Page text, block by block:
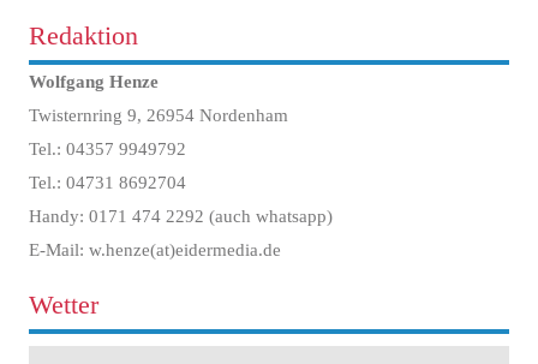
Redaktion
Wolfgang Henze
Twisternring 9, 26954 Nordenham
Tel.: 04357 9949792
Tel.: 04731 8692704
Handy: 0171 474 2292 (auch whatsapp)
E-Mail: w.henze(at)eidermedia.de
Wetter